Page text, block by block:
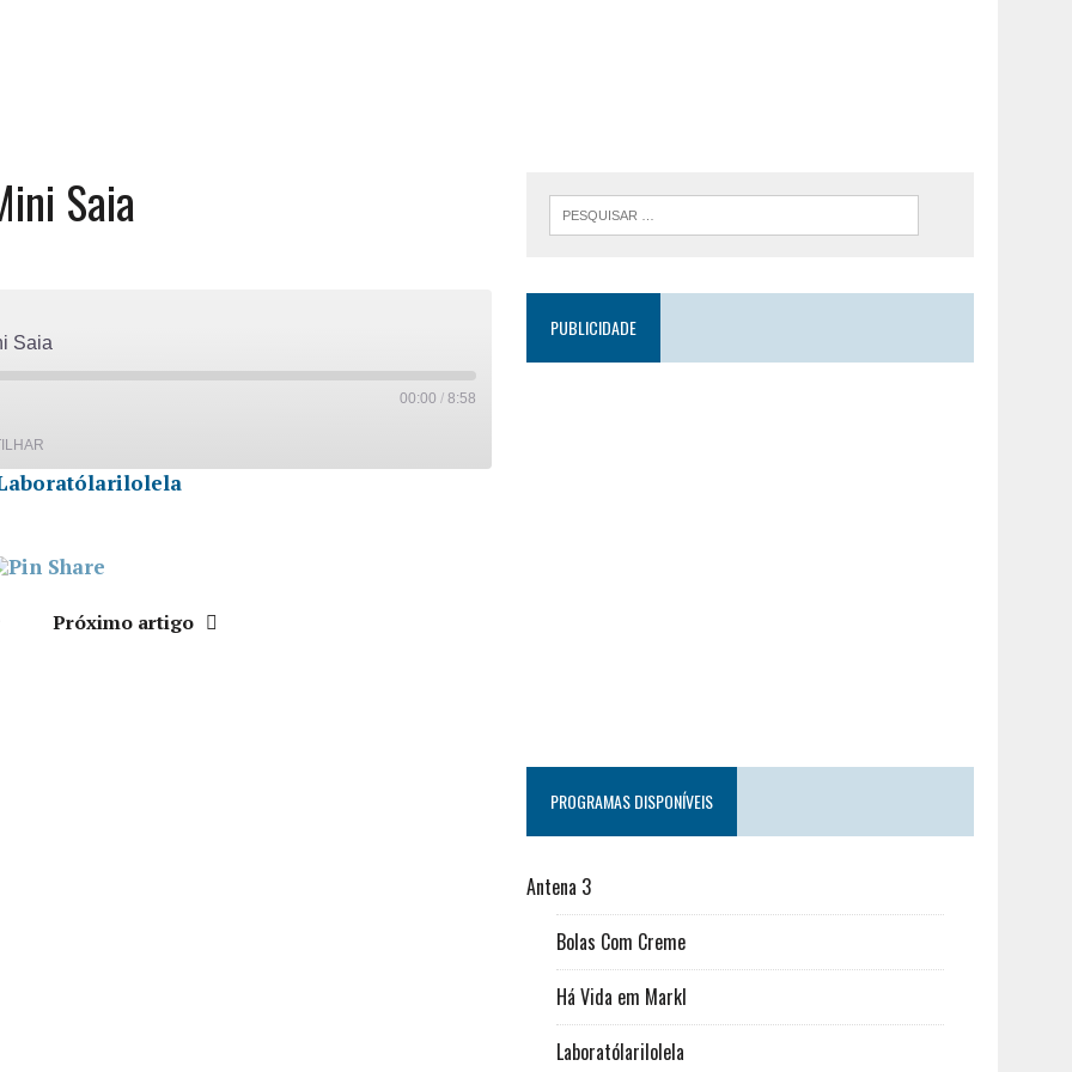
Saia
Saia
00:00 / 8:58
Próximo artigo
PUBLICIDADE
PROGRAMAS DISPONÍVEIS
Antena 3
Bolas Com Creme
Há Vida em Markl
Laboratólarilolela